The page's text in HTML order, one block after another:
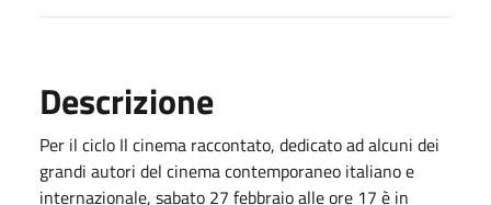
Descrizione
Per il ciclo Il cinema raccontato, dedicato ad alcuni dei
grandi autori del cinema contemporaneo italiano e
internazionale, sabato 27 febbraio alle ore 17 è in